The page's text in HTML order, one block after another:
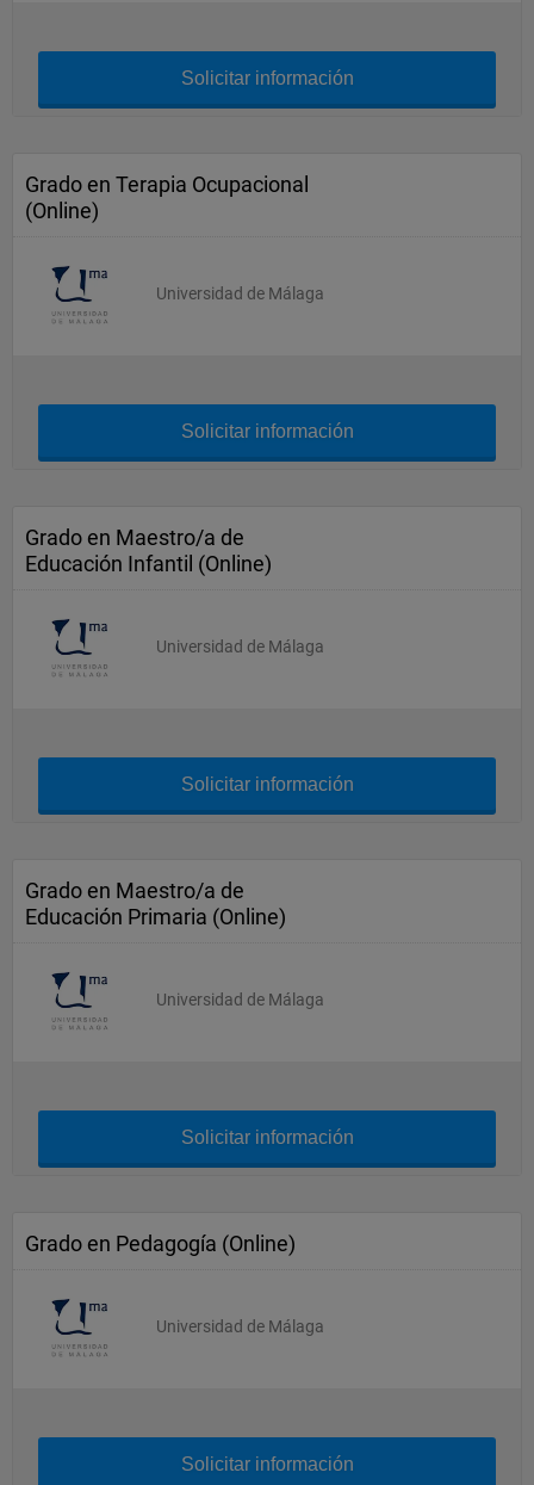
Solicitar información
Grado en Terapia Ocupacional
(Online)
Universidad de Málaga
Solicitar información
Grado en Maestro/a de
Educación Infantil (Online)
Universidad de Málaga
Solicitar información
Grado en Maestro/a de
Educación Primaria (Online)
Universidad de Málaga
Solicitar información
Grado en Pedagogía (Online)
Universidad de Málaga
Solicitar información